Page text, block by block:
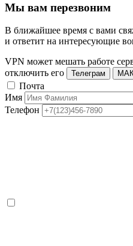
Мы вам перезвоним
В ближайшее время с вами
и ответит на интересующие
VPN может мешать работе
отключить его
Телеграм
Почта
Имя
Телефон